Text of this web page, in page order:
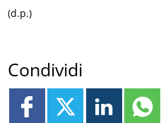
(d.p.)
Condividi